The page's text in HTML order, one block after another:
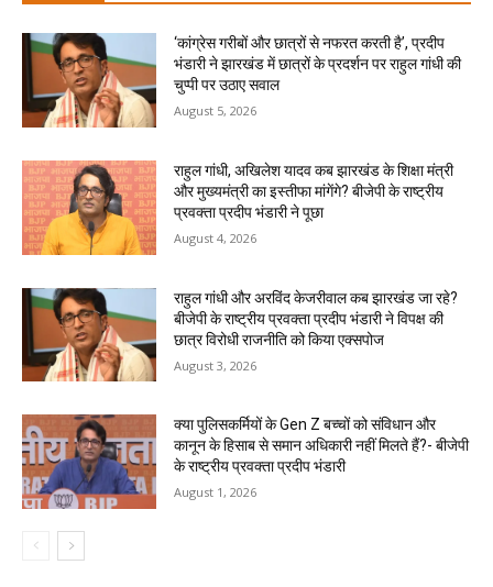
‘कांग्रेस गरीबों और छात्रों से नफरत करती है’, प्रदीप
भंडारी ने झारखंड में छात्रों के प्रदर्शन पर राहुल गांधी की
चुप्पी पर उठाए सवाल
August 5, 2026
राहुल गांधी, अखिलेश यादव कब झारखंड के शिक्षा मंत्री
और मुख्यमंत्री का इस्तीफा मांगेंगे? बीजेपी के राष्ट्रीय
प्रवक्ता प्रदीप भंडारी ने पूछा
August 4, 2026
राहुल गांधी और अरविंद केजरीवाल कब झारखंड जा रहे?
बीजेपी के राष्ट्रीय प्रवक्ता प्रदीप भंडारी ने विपक्ष की
छात्र विरोधी राजनीति को किया एक्सपोज
August 3, 2026
क्या पुलिसकर्मियों के Gen Z बच्चों को संविधान और
कानून के हिसाब से समान अधिकारी नहीं मिलते हैं?- बीजेपी
के राष्ट्रीय प्रवक्ता प्रदीप भंडारी
August 1, 2026